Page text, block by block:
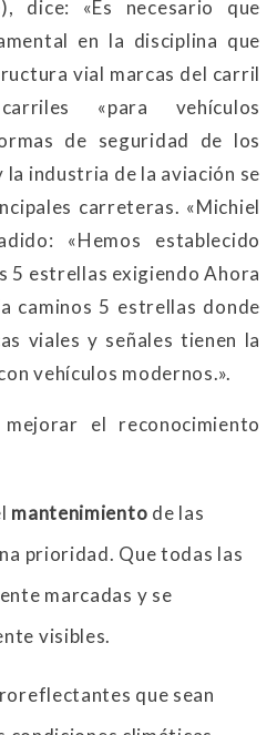
dice: «Es necesario que
en la disciplina que
vial marcas del carril
«para vehículos
de seguridad de los
industria de la aviación se
carreteras. «Michiel
«Hemos establecido
5 estrellas exigiendo Ahora
caminos 5 estrellas donde
viales y señales tienen la
vehículos modernos.».
el reconocimiento
mantenimiento de las
prioridad. Que todas las
marcadas y se
visibles.
que sean